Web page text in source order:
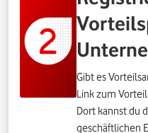
Gibt es
Link zum
Dort kannst du
geschäftlichen